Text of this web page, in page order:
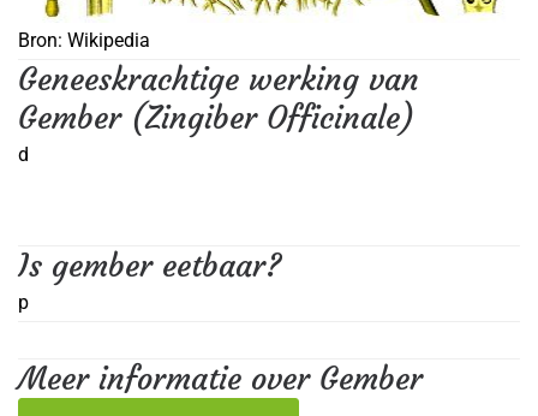
Bron: Wikipedia
Geneeskrachtige werking van
Gember (Zingiber Officinale)
d
Is gember eetbaar?
p
Meer informatie over Gember